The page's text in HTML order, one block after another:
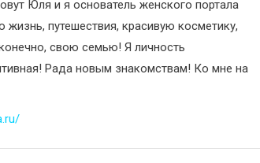
Юля и я основатель женского портала
путешествия, красивую косметику,
свою семью! Я личность
Рада новым знакомствам! Ко мне на